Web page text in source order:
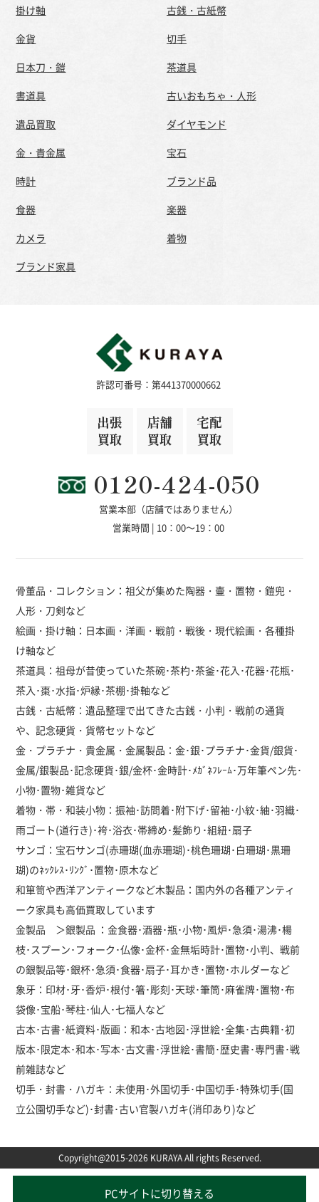
掛け軸
古銭・古紙幣
金貨
切手
日本刀・鎧
茶道具
書道具
古いおもちゃ・人形
遺品買取
ダイヤモンド
金・貴金属
宝石
時計
ブランド品
食器
楽器
カメラ
着物
ブランド家具
許認可番号：第441370000662
出張
買取
店舗
買取
宅配
買取
0120-424-050
営業本部（店舗ではありません）
営業時間 | 10：00～19：00
骨董品・コレクション：祖父が集めた陶器・壷・置物・鎧兜・
人形・刀剣など
絵画・掛け軸：日本画・洋画・戦前・戦後・現代絵画・各種掛
け軸など
茶道具：祖母が昔使っていた茶碗･茶杓･茶釜･花入･花器･花瓶･
茶入･棗･水指･炉縁･茶棚･掛軸など
古銭・古紙幣：遺品整理で出てきた古銭・小判・戦前の通貨
や、記念硬貨・貨幣セットなど
金・プラチナ・貴金属・金属製品：金･銀･プラチナ･金貨/銀貨･
金属/銀製品･記念硬貨･銀/金杯･金時計･ﾒｶﾞﾈﾌﾚｰﾑ･万年筆ペン先･
小物･置物･雑貨など
着物・帯・和装小物：振袖･訪問着･附下げ･留袖･小紋･紬･羽織･
雨ゴート(道行き)･袴･浴衣･帯締め･髪飾り･組紐･扇子
サンゴ：宝石サンゴ(赤珊瑚(血赤珊瑚)･桃色珊瑚･白珊瑚･黒珊
瑚)のﾈｯｸﾚｽ･ﾘﾝｸﾞ･置物･原木など
和箪笥や西洋アンティークなど木製品：国内外の各種アンティ
ーク家具も高価買取しています
金製品 ＞銀製品 ：金食器･酒器･瓶･小物･風炉･急須･湯沸･楊
枝･スプーン･フォーク･仏像･金杯･金無垢時計･置物･小判、戦前
の銀製品等･銀杯･急須･食器･扇子･耳かき･置物･ホルダーなど
象牙：印材･牙･香炉･根付･箸･彫刻･天球･筆筒･麻雀牌･置物･布
袋像･宝船･琴柱･仙人･七福人など
古本･古書･紙資料･版画：和本･古地図･浮世絵･全集･古典籍･初
版本･限定本･和本･写本･古文書･浮世絵･書簡･歴史書･専門書･戦
前雑誌など
切手・封書・ハガキ：未使用･外国切手･中国切手･特殊切手(国
立公園切手など)･封書･古い官製ハガキ(消印あり)など
Copyright@2015-2026 KURAYA All rights Reserved.
PCサイトに切り替える